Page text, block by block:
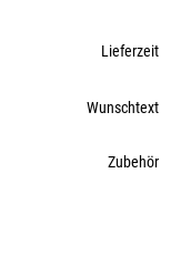
Lieferzeit
Wunschtext
Zubehör